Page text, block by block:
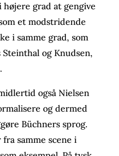
grad at gengive
et modstridende
i samme grad, som
og Knudsen,
også Nielsen
og dermed
Büchners sprog.
samme scene i